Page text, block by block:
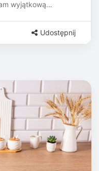
wyjątkową…
Udostępnij